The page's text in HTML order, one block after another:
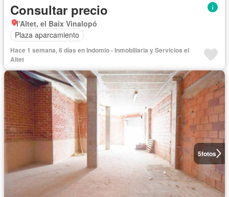
Consultar precio
l'Altet, el Baix Vinalopó
Plaza aparcamiento
Hace 1 semana, 6 días en Indomio - Inmobiliaria y Servicios el
Altet
5fotos